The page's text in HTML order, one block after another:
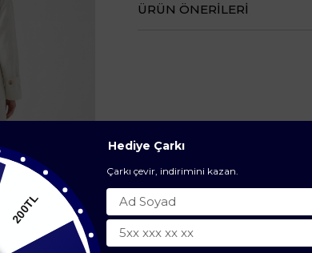
ÜRÜN ÖNERILERI
200TL
Hediye Çarkı
Çarkı çevir, indirimini kazan.